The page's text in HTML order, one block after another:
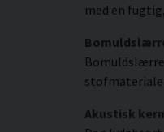
med en
Akustisk